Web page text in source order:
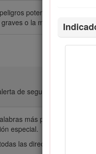
potenciales y
o la muerte si usted
de seguridad
más para resaltar
especial.
las directivas europeas